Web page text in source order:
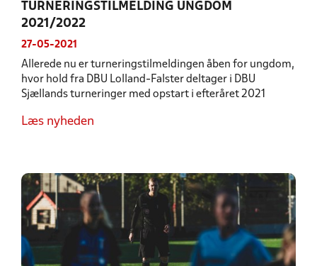
TURNERINGSTILMELDING UNGDOM
2021/2022
27-05-2021
Allerede nu er turneringstilmeldingen åben for ungdom,
hvor hold fra DBU Lolland-Falster deltager i DBU
Sjællands turneringer med opstart i efteråret 2021
Læs nyheden